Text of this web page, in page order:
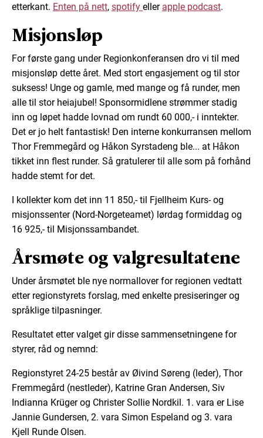
etterkant. Enten på nett, spotify eller apple podcast.
Misjonsløp
For første gang under Regionkonferansen dro vi til med
misjonsløp dette året. Med stort engasjement og til stor
suksess! Unge og gamle, med mange og få runder, men
alle til stor heiajubel! Sponsormidlene strømmer stadig
inn og løpet hadde lovnad om rundt 60 000,- i inntekter.
Det er jo helt fantastisk! Den interne konkurransen mellom
Thor Fremmegård og Håkon Syrstadeng ble... at Håkon
tikket inn flest runder. Så gratulerer til alle som på forhånd
hadde stemt for det.
I kollekter kom det inn 11 850,- til Fjellheim Kurs- og
misjonssenter (Nord-Norgeteamet) lørdag formiddag og
16 925,- til Misjonssambandet.
Årsmøte og valgresultatene
Under årsmøtet ble nye normallover for regionen vedtatt
etter regionstyrets forslag, med enkelte presiseringer og
språklige tilpasninger.
Resultatet etter valget gir disse sammensetningene for
styrer, råd og nemnd:
Regionstyret 24-25 består av Øivind Søreng (leder), Thor
Fremmegård (nestleder), Katrine Gran Andersen, Siv
Indianna Krüger og Christer Sollie Nordkil. 1. vara er Lise
Jannie Gundersen, 2. vara Simon Espeland og 3. vara
Kjell Runde Olsen.